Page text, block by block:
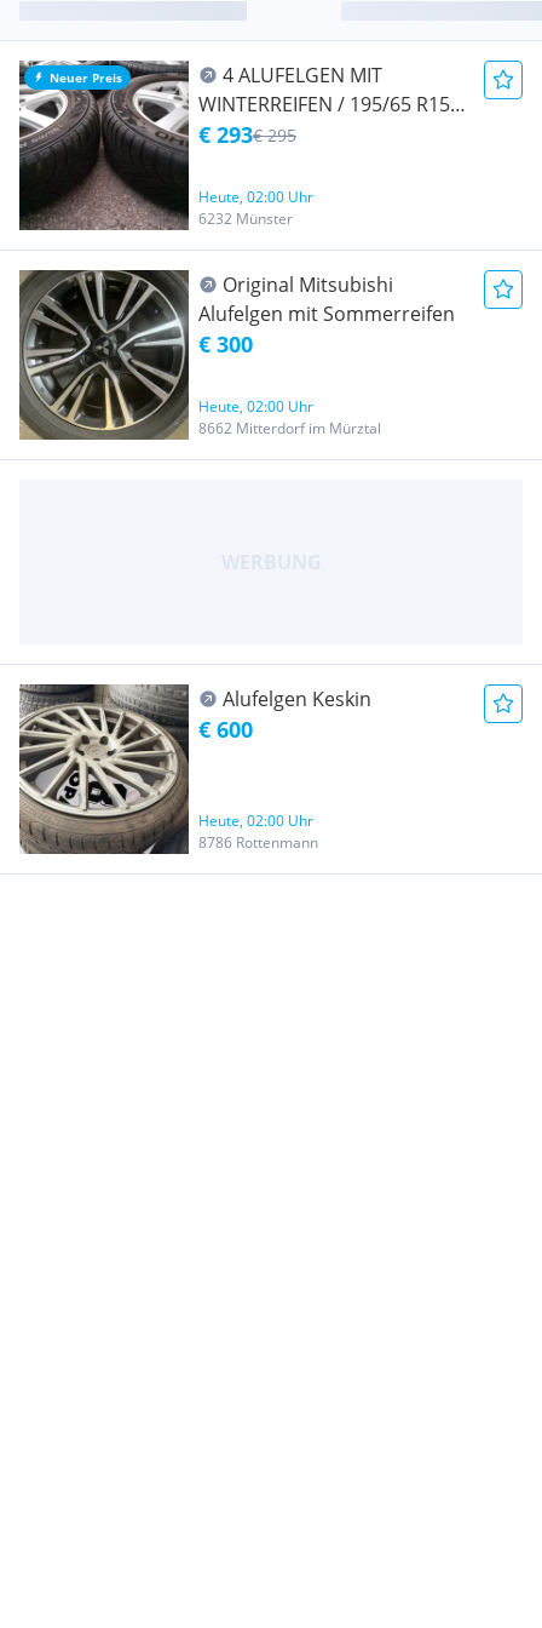
Neuer Preis
4 ALUFELGEN MIT
WINTERREIFEN / 195/65 R15 /
17/23 / KUMHO
€ 293€ 295
Heute, 02:00 Uhr
6232 Münster
Original Mitsubishi
Alufelgen mit Sommerreifen
€ 300
Heute, 02:00 Uhr
8662 Mitterdorf im Mürztal
Alufelgen Keskin
€ 600
Heute, 02:00 Uhr
8786 Rottenmann